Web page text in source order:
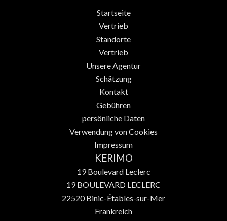
Startseite
Vertrieb
Standorte
Vertrieb
Unsere Agentur
Schätzung
Kontakt
Gebühren
persönliche Daten
Verwendung von Cookies
Impressum
KERIMO
19 Boulevard Leclerc
19 BOULEVARD LECLERC
22520Binic-Étables-sur-Mer
Frankreich